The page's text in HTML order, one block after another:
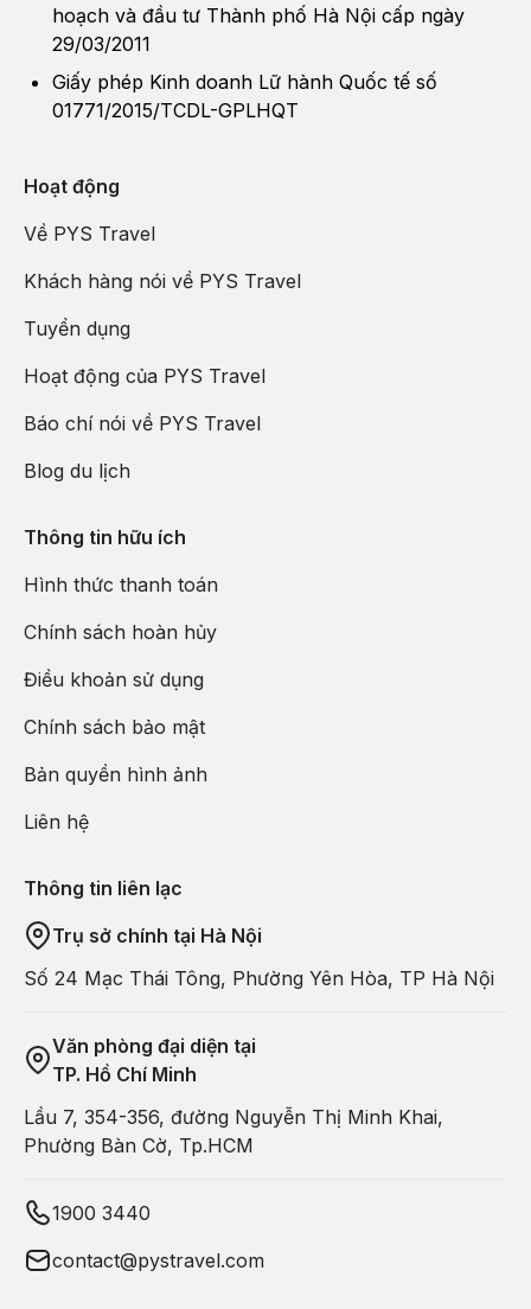
hoạch và đầu tư Thành phố Hà Nội cấp ngày
29/03/2011
Giấy phép Kinh doanh Lữ hành Quốc tế số
01771/2015/TCDL-GPLHQT
Hoạt động
Về PYS Travel
Khách hàng nói về PYS Travel
Tuyển dụng
Hoạt động của PYS Travel
Báo chí nói về PYS Travel
Blog du lịch
Thông tin hữu ích
Hình thức thanh toán
Chính sách hoàn hủy
Điều khoản sử dụng
Chính sách bảo mật
Bản quyền hình ảnh
Liên hệ
Thông tin liên lạc
Trụ sở chính tại Hà Nội
Số 24 Mạc Thái Tông, Phường Yên Hòa, TP Hà Nội
Văn phòng đại diện tại
TP. Hồ Chí Minh
Lầu 7, 354-356, đường Nguyễn Thị Minh Khai,
Phường Bàn Cờ, Tp.HCM
1900 3440
contact@pystravel.com